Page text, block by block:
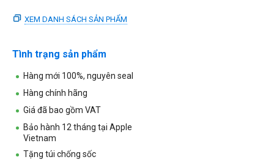
XEM DANH SÁCH SẢN PHẨM
Tình trạng sản phẩm
Hàng mới 100%, nguyên seal
Hàng chính hãng
Giá đã bao gồm VAT
Bảo hành 12 tháng tại Apple
Vietnam
Tặng túi chống sốc